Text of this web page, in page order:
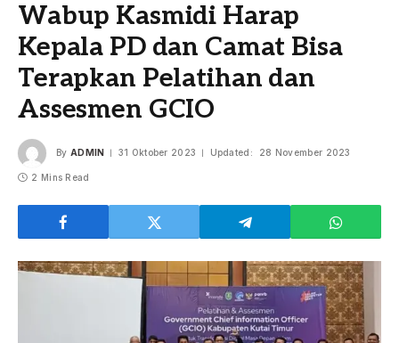
Wabup Kasmidi Harap
Kepala PD dan Camat Bisa
Terapkan Pelatihan dan
Assesmen GCIO
By ADMIN 31 Oktober 2023 Updated: 28 November 2023
2 Mins Read